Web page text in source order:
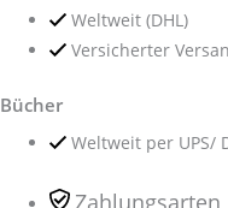
Weltweit (DHL)
Versicherter
Bücher
Weltweit per UPS/
Zahlungsarten